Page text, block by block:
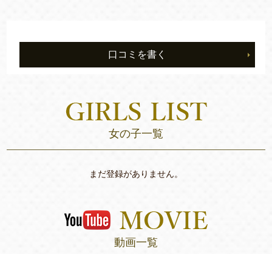
口コミを書く
女の子一覧
まだ登録がありません。
動画一覧